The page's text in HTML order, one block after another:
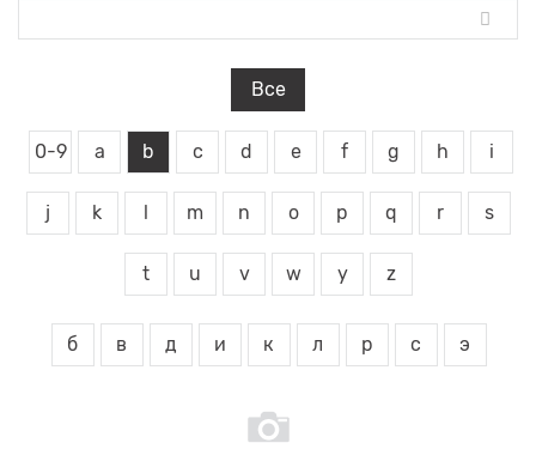
Все
0-9 a b c d e f g h i
j k m n o p q r s
t u v w y z
б в д и к л р с э